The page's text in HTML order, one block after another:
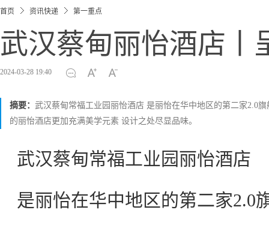
首页 资讯快递 第一重点
武汉蔡甸丽怡酒店丨
2024-03-28 19:40
摘要： 武汉蔡甸常福工业园丽怡酒店 是丽怡在华中地区的第二家2.0
的丽怡酒店更加充满美学元素 设计之处尽显品味。
武汉蔡甸常福工业园丽怡酒店
是丽怡在华中地区的第二家2.0